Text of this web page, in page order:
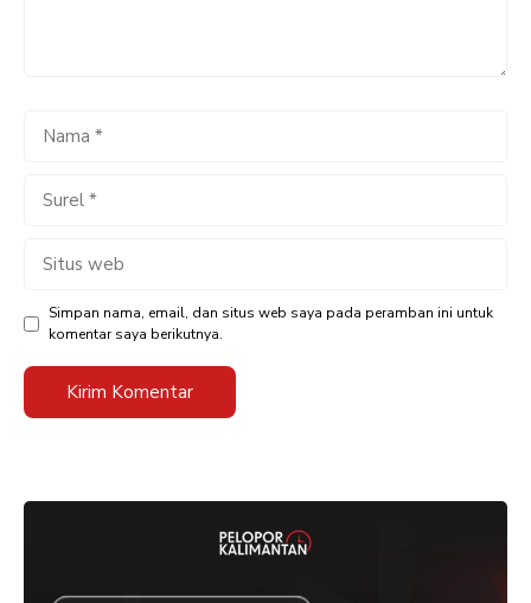
Nama
Surel
Situs
Simpan nama, email, dan situs web saya pada peramban ini untuk
komentar saya berikutnya.